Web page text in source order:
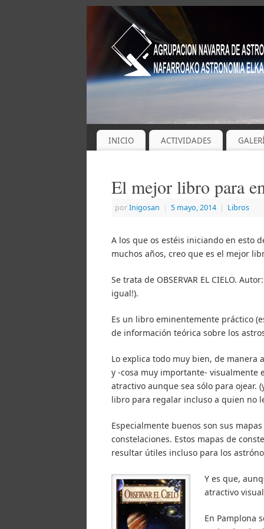
INICIO ACTIVIDADES
El mejor libro para
porInigosan | 5 mayo, 2014 | Libros
A los que os estéis iniciando en esto
muchos años, creo que es el mejor
Se trata de OBSERVAR EL CIELO.
igual!).
Es un libro eminentemente práctico
de información teórica sobre los
Lo explica todo muy bien, de manera
y -cosa muy importante- visualmente
atractivo aunque sea sólo para ojear.
libro para regalar incluso a quien no
Especialmente buenos son sus
constelaciones. Estos mapas de
resultar útiles incluso para los
Y es que,
atractivo
En Pamplona